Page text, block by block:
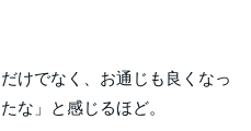
けでなく、お通じも良くなっ
な」と感じるほど。